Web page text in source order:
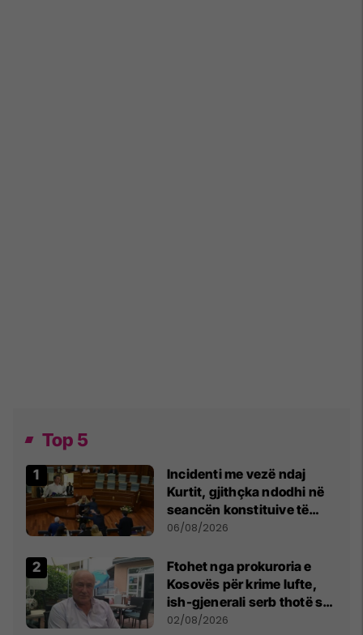
Top 5
Incidenti me vezë ndaj
Kurtit, gjithçka ndodhi në
seancën konstituive të
Kuvendit
06/08/2026
Ftohet nga prokuroria e
Kosovës për krime lufte,
ish-gjenerali serb thotë se
dikush e tradhtoi në
02/08/2026